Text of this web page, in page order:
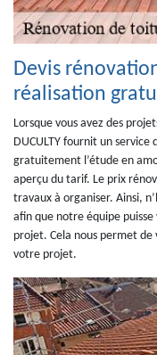
Devis
réalisation
Lorsque vous avez des
DUCULTY fournit un
gratuitement l’étude en
aperçu du tarif. Le prix
travaux à organiser. Ainsi,
afin que notre équipe
projet. Cela nous permet de
votre projet.